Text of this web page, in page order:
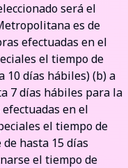
será el
es de
efectuadas en el
el tiempo de
10 días hábiles) (b) a
7 días hábiles para la
en el
el tiempo de
hasta 15 días
el tiempo de